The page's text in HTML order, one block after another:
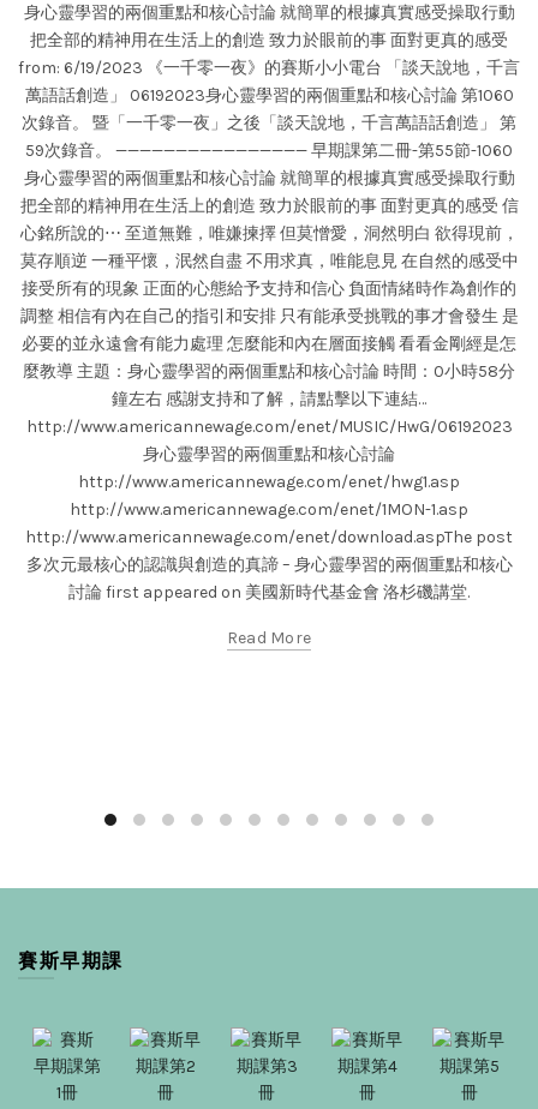
身心靈學習的兩個重點和核心討論 就簡單的根據真實感受操取行動
把全部的精神用在生活上的創造 致力於眼前的事 面對更真的感受
from: 6/19/2023 《一千零一夜》的賽斯小小電台 「談天說地，千言
萬語話創造」 06192023身心靈學習的兩個重點和核心討論 第1060
次錄音。 暨「一千零一夜」之後「談天說地，千言萬語話創造」 第
59次錄音。 ———————————————— 早期課第二冊-第55節-1060
身心靈學習的兩個重點和核心討論 就簡單的根據真實感受操取行動
把全部的精神用在生活上的創造 致力於眼前的事 面對更真的感受 信
心銘所說的⋯ 至道無難，唯嫌揀擇 但莫憎愛，洞然明白 欲得現前，
莫存順逆 一種平懷，泯然自盡 不用求真，唯能息見 在自然的感受中
接受所有的現象 正面的心態給予支持和信心 負面情緒時作為創作的
調整 相信有內在自己的指引和安排 只有能承受挑戰的事才會發生 是
必要的並永遠會有能力處理 怎麼能和內在層面接觸 看看金剛經是怎
麼教導 主題：身心靈學習的兩個重點和核心討論 時間：0小時58分
鐘左右 感謝支持和了解，請點擊以下連結…
http://www.americannewage.com/enet/MUSIC/HwG/06192023
身心靈學習的兩個重點和核心討論
http://www.americannewage.com/enet/hwg1.asp
http://www.americannewage.com/enet/1MON-1.asp
http://www.americannewage.com/enet/download.aspThe post
多次元最核心的認識與創造的真諦 – 身心靈學習的兩個重點和核心
討論 first appeared on 美國新時代基金會 洛杉磯講堂.
Read More
賽斯早期課